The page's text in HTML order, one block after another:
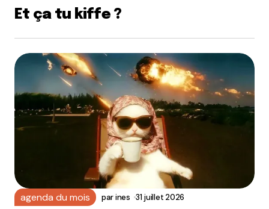
Et ça tu kiffe ?
agenda du mois parines 31 juillet 2026